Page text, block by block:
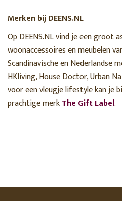
Merken bij DEENS.NL
Op DEENS.NL vind je een groot
woonaccessoires en meubelen
Scandinavische en Nederlandse
HKliving, House Doctor, Urban
voor een vleugje lifestyle kan je
prachtige merkThe Gift Label.